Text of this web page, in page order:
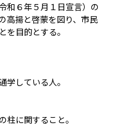
和６年５月１日宣言）の
高揚と啓蒙を図り、市民
を目的とする。
学している人。
に関すること。